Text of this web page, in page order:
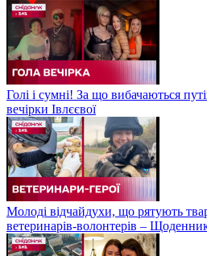
Голі і сумні! За що вибачаються
вечірки Івлєєвої
Молоді відчайдухи, що рятують
ветеринарів-волонтерів –